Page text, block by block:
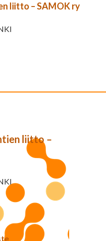
liitto – SAMOK ry
liitto –